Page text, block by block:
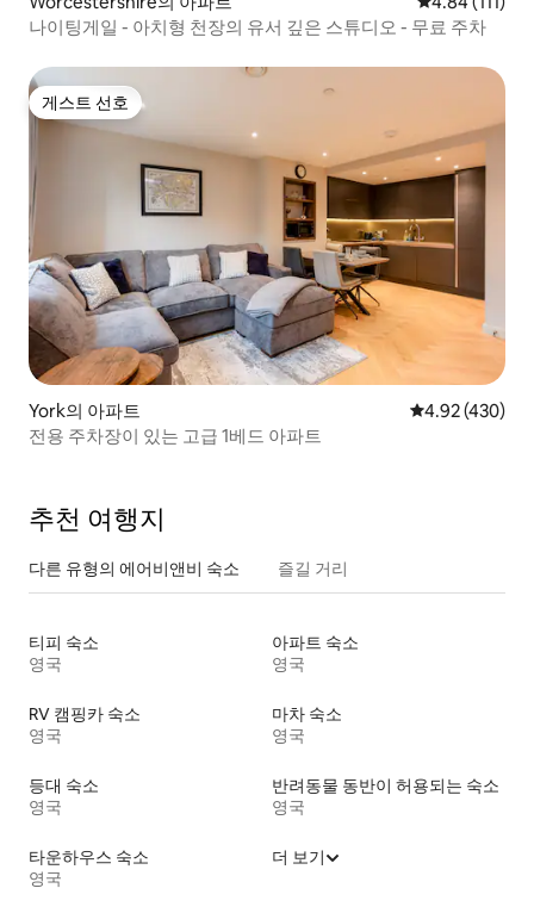
나이팅게일 - 아치형 천장의 유서 깊은 스튜디오 - 무료 주차
게스트 선호
게스트 선호
York의 아파트 평점 4.92점(5
4.92 (430)
전용 주차장이 있는 고급 1베드 아파트
추천 여행지
다른 유형의 에어비앤비 숙소 즐길 거리
티피 숙소
영국
아파트 숙소
영국
RV 캠핑카 숙소
영국
마차 숙소
영국
등대 숙소
영국
반려동물 동반이 허용되는 숙소
영국
타운하우스 숙소
영국
더 보기